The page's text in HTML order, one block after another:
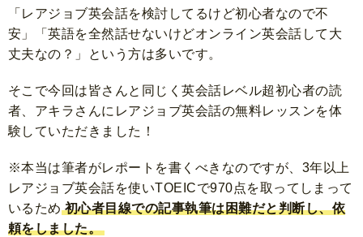
「レアジョブ英会話を検討してるけど初心者なので不
安」「英語を全然話せないけどオンライン英会話して大
丈夫なの？」という方は多いです。
そこで今回は皆さんと同じく英会話レベル超初心者の読
者、アキラさんにレアジョブ英会話の無料レッスンを体
験していただきました！
※本当は筆者がレポートを書くべきなのですが、3年以上
レアジョブ英会話を使いTOEICで970点を取ってしまって
いるため 初心者目線での記事執筆は困難だと判断し、依
頼をしました。